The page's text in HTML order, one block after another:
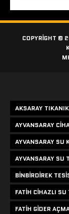
COPYRIGHT ©
AKSARAY
AYVANSARAY
AYVANSARAY SU
AYVANSARAY SU
BINBIRDIREK
FATIH CIHAZLI SU
FATIH GIDER